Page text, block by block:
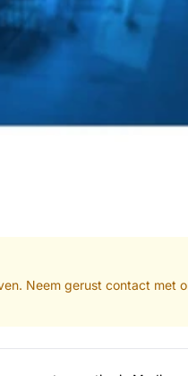
Neem gerust contact met